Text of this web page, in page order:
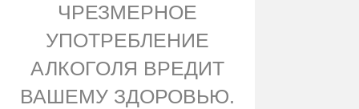
ЧРЕЗМЕРНОЕ
УПОТРЕБЛЕНИЕ
АЛКОГОЛЯ ВРЕДИТ
ВАШЕМУ ЗДОРОВЬЮ.